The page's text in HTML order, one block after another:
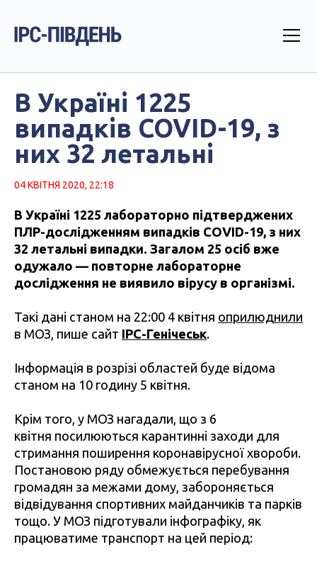
В Україні 1225
випадків COVID-19, з
них 32 летальні
04 КВІТНЯ 2020, 22:18
В Україні 1225 лабораторно підтверджених
ПЛР-дослідженням випадків COVID-19, з них
32 летальні випадки. Загалом 25 осіб вже
одужало — повторне лабораторне
дослідження не виявило вірусу в організмі.
Такі дані станом на 22:00 4 квітня оприлюднили
в МОЗ, пише сайт ІРС-Генічеськ.
Інформація в розрізі областей буде відома
станом на 10 годину 5 квітня.
Крім того, у МОЗ нагадали, що з 6
квітня посилюються карантинні заходи для
стримання поширення коронавірусної хвороби.
Постановою ряду обмежується перебування
громадян за межами дому, забороняється
відвідування спортивних майданчиків та парків
тощо. У МОЗ підготували інфографіку, як
працюватиме транспорт на цей період: